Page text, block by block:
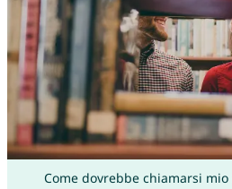
Come dovrebbe chiamarsi